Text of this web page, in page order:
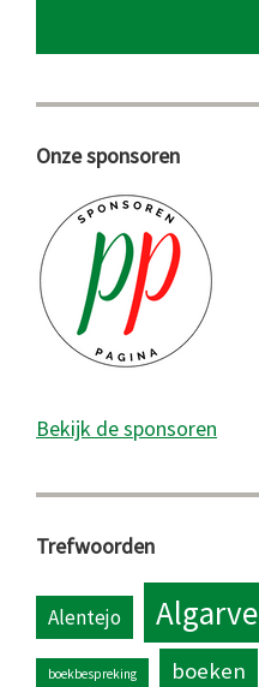
Onze sponsoren
Bekijk de sponsoren
Trefwoorden
Alentejo Algarve
boekbespreking boeken